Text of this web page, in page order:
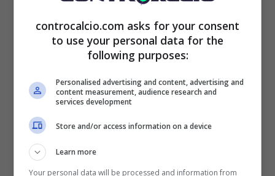
campionato perfetto per lui, il canadese ha
risposto dicendo che “ Sono aperto a tutto e
non mi limito solo alla Premier League.
Tutti i campionati sono entusiasmanti”
Questo a conferma del fatto chequalcosa di
goloso con la Serie A esiste
controcalcio.com asks for your consent
to use your personal data for the
following purposes:
Personalised advertising and content, advertising and
content measurement, audience research and
services development
Store and/or access information on a device
Learn more
Your personal data will be processed and information from